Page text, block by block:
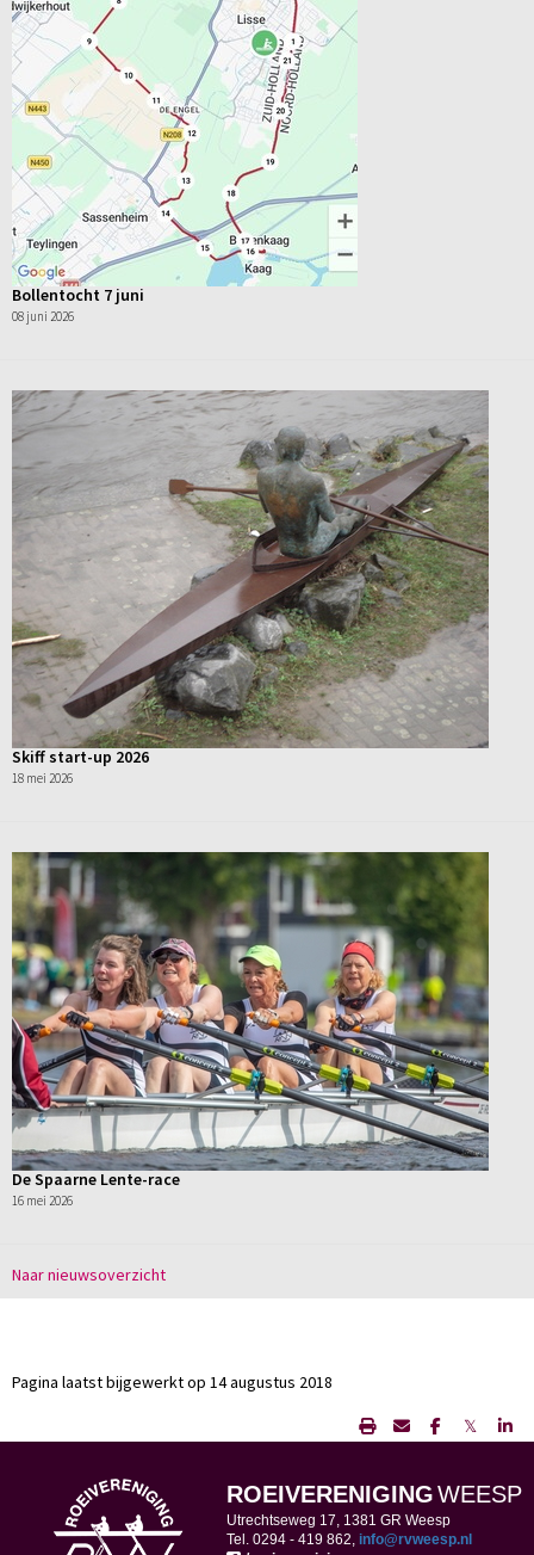
Bollentocht 7 juni
08 juni 2026
Skiff start-up 2026
18 mei 2026
De Spaarne Lente-race
16 mei 2026
Naar nieuwsoverzicht
Pagina laatst bijgewerkt op 14 augustus 2018
𝕏
ROEIVERENIGINGWEESP
Utrechtseweg 17, 1381 GR Weesp
Tel. 0294 - 419 862, ofni@rvweesp.nl